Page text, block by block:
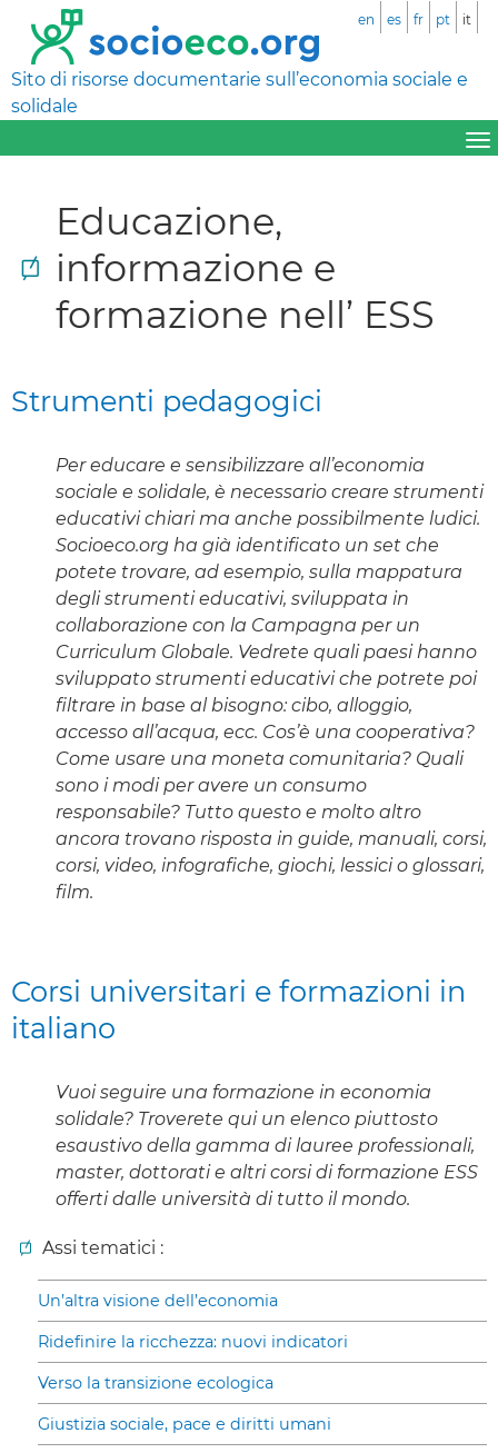
Sito di risorse documentarie sull’economia sociale e
solidale
en es fr pt it
Educazione,
informazione e
formazione nell’ ESS
Strumenti pedagogici
Per educare e sensibilizzare all’economia
sociale e solidale, è necessario creare strumenti
educativi chiari ma anche possibilmente ludici.
Socioeco.org ha già identificato un set che
potete trovare, ad esempio, sulla mappatura
degli strumenti educativi, sviluppata in
collaborazione con la Campagna per un
Curriculum Globale. Vedrete quali paesi hanno
sviluppato strumenti educativi che potrete poi
filtrare in base al bisogno: cibo, alloggio,
accesso all’acqua, ecc. Cos’è una cooperativa?
Come usare una moneta comunitaria? Quali
sono i modi per avere un consumo
responsabile? Tutto questo e molto altro
ancora trovano risposta in guide, manuali, corsi,
corsi, video, infografiche, giochi, lessici o glossari,
film.
Corsi universitari e formazioni in
italiano
Vuoi seguire una formazione in economia
solidale? Troverete qui un elenco piuttosto
esaustivo della gamma di lauree professionali,
master, dottorati e altri corsi di formazione ESS
offerti dalle università di tutto il mondo.
Assi tematici :
Un’altra visione dell’economia
Ridefinire la ricchezza: nuovi indicatori
Verso la transizione ecologica
Giustizia sociale, pace e diritti umani